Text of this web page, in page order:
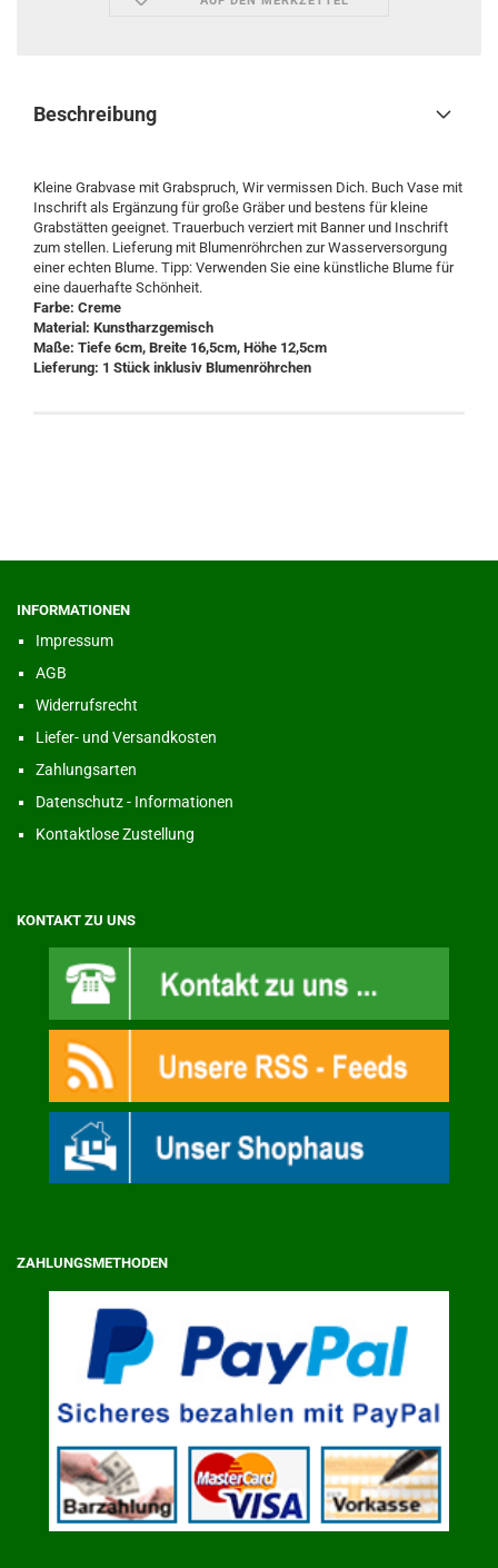
Beschreibung
Kleine Grabvase mit Grabspruch, Wir vermissen Dich. Buch Vase mit
Inschrift als Ergänzung für große Gräber und bestens für kleine
Grabstätten geeignet. Trauerbuch verziert mit Banner und Inschrift
zum stellen. Lieferung mit Blumenröhrchen zur Wasserversorgung
einer echten Blume. Tipp: Verwenden Sie eine künstliche Blume für
eine dauerhafte Schönheit.
Farbe: Creme
Material: Kunstharzgemisch
Maße: Tiefe 6cm, Breite 16,5cm, Höhe 12,5cm
Lieferung: 1 Stück inklusiv Blumenröhrchen
INFORMATIONEN
Impressum
AGB
Widerrufsrecht
Liefer- und Versandkosten
Zahlungsarten
Datenschutz - Informationen
Kontaktlose Zustellung
KONTAKT ZU UNS
ZAHLUNGSMETHODEN